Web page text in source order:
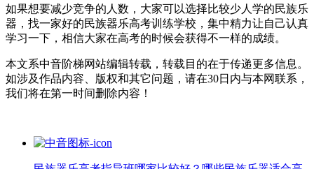
如果想要减少竞争的人数，大家可以选择比较少人学的民族乐
器，找一家好的民族器乐高考训练学校，集中精力让自己认真
学习一下，相信大家在高考的时候会获得不一样的成绩。
本文系中音阶梯网站编辑转载，转载目的在于传递更多信息。
如涉及作品内容、版权和其它问题，请在30日内与本网联系，
我们将在第一时间删除内容！